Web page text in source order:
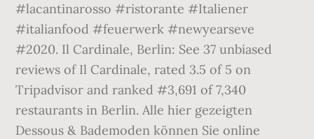
#lacantinarosso #ristorante #Italiener
#italianfood #feuerwerk #newyearseve
#2020. Il Cardinale, Berlin: See 37 unbiased
reviews of Il Cardinale, rated 3.5 of 5 on
Tripadvisor and ranked #3,691 of 7,340
restaurants in Berlin. Alle hier gezeigten
Dessous & Bademoden können Sie online